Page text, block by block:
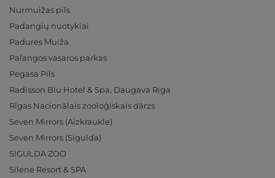
Nurmuižas pils
Padangių nuotykiai
Padures Muiža
Palangos vasaros parkas
Pegasa Pils
Radisson Blu Hotel & Spa, Daugava Riga
Rīgas Nacionālais zooloģiskais dārzs
Seven Mirrors (Aizkraukle)
Seven Mirrors (Sigulda)
SIGULDA ZOO
Silene Resort & SPA